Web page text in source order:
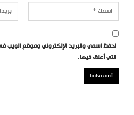
احفظ اسمي والبريد الإلكتروني وموقع الويب
التي أعلق فيها.